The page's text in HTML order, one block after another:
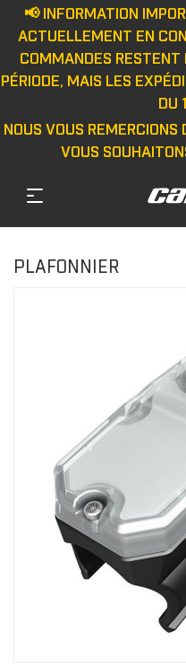
📢 INFORMATION
ACTUELLEMENT EN
COMMANDES
PÉRIODE, MAIS LES
DU
NOUS VOUS
VOUS
PLAFONNIER